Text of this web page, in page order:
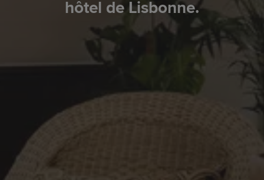
hôtel de Lisbonne.